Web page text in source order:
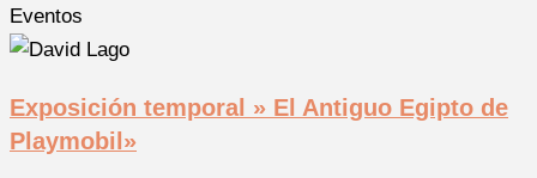
Eventos
Exposición temporal » El Antiguo Egipto de
Playmobil»